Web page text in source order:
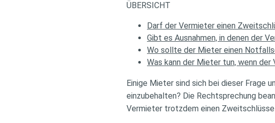
ÜBERSICHT
Darf der Vermieter einen
Gibt es Ausnahmen, in denen der
Wo sollte der Mieter einen
Was kann der Mieter tun, wenn
Einige Mieter sind sich bei dieser Frage
einzubehalten? Die Rechtsprechung
Vermieter trotzdem einen